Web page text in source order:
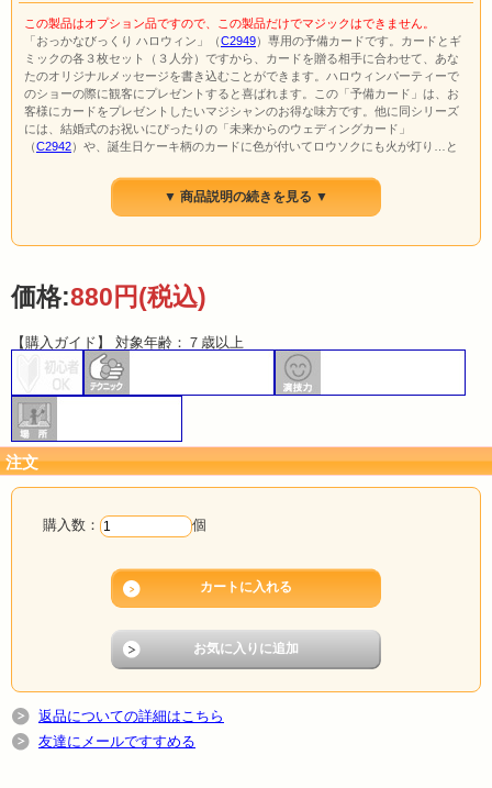
この製品はオプション品ですので、この製品だけでマジックはできません。
「おっかなびっくり ハロウィン」（C2949）専用の予備カードです。カードとギ
ミックの各３枚セット（３人分）ですから、カードを贈る相手に合わせて、あな
たのオリジナルメッセージを書き込むことができます。ハロウィンパーティーで
のショーの際に観客にプレゼントすると喜ばれます。この「予備カード」は、お
客様にカードをプレゼントしたいマジシャンのお得な味方です。他に同シリーズ
には、結婚式のお祝いにぴったりの「未来からのウェディングカード」
（C2942）や、誕生日ケーキ柄のカードに色が付いてロウソクにも火が灯り…と
ツリーがカラフルな美しいクリスマスカードになる「サンタからのクリスマスカ
)や「魔法使いのカード当て」（C2947）等がございます。各製品に
付属の赤いフレームは、全て共通ですので、各製品の「予備カード」だけの購入
▼ 商品説明の続きを見る ▼
価格:880円(税込)
【購入ガイド】 対象年齢：７歳以上
注文
購入数： 個
返品についての詳細はこちら
友達にメールですすめる